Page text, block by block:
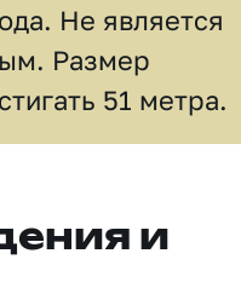
Не является
Размер
51 метра.
и